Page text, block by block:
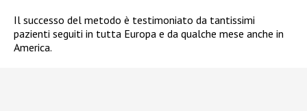
Il successo del metodo è testimoniato da tantissimi
pazienti seguiti in tutta Europa e da qualche mese anche in
America.